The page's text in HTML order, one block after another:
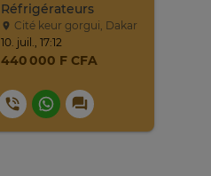
Réfrigérateurs
Cité keur gorgui, Dakar
10. juil., 17:12
440 000 F CFA